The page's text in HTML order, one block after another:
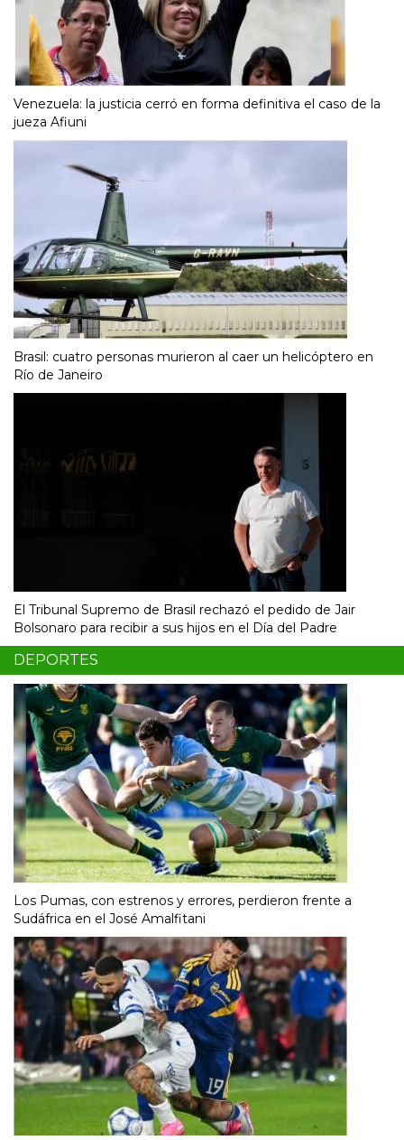
Venezuela: la justicia cerró en forma definitiva el caso de la
jueza Afiuni
Brasil: cuatro personas murieron al caer un helicóptero en
Río de Janeiro
El Tribunal Supremo de Brasil rechazó el pedido de Jair
Bolsonaro para recibir a sus hijos en el Día del Padre
DEPORTES
Los Pumas, con estrenos y errores, perdieron frente a
Sudáfrica en el José Amalfitani